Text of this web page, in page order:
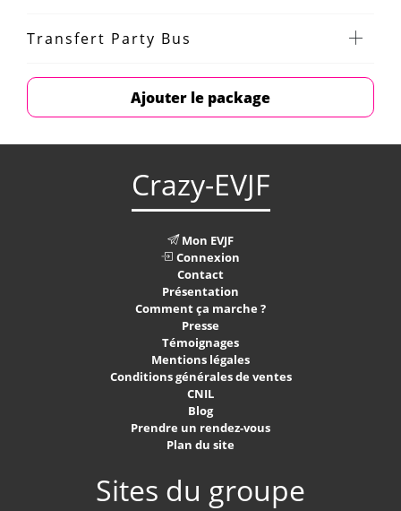
Transfert Party Bus
Ajouter le package
Crazy-EVJF
Mon EVJF
Connexion
Contact
Présentation
Comment ça marche ?
Presse
Témoignages
Mentions légales
Conditions générales de ventes
CNIL
Blog
Prendre un rendez-vous
Plan du site
Sites du groupe